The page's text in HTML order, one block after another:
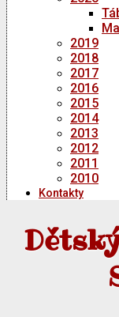
2019
2018
2017
2016
2015
2014
2013
2012
2011
2010
Kontakty